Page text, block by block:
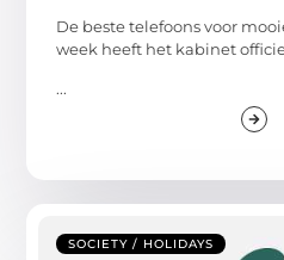
De beste telefoons voor
week heeft het kabinet
...
SOCIETY / HOLIDAYS